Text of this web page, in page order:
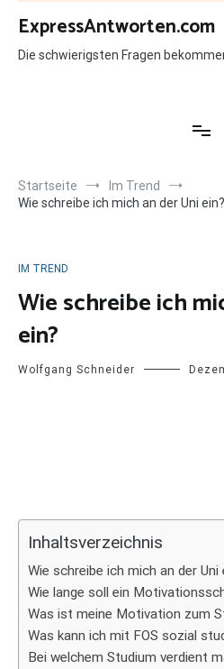
Zum
Inhalt
springen
ExpressAntworten.com
Die schwierigsten Fragen
Startseite
Im Trend
Wie schreibe ich mich an der Uni ein?
IM TREND
Wie schreibe ich
ein?
Wolfgang Schneider
Inhaltsverzeichnis
Wie schreibe ich mich an der Uni
Wie lange soll ein
Was ist meine Motivation zum
Was kann ich mit FOS sozial
Bei welchem Studium verdient